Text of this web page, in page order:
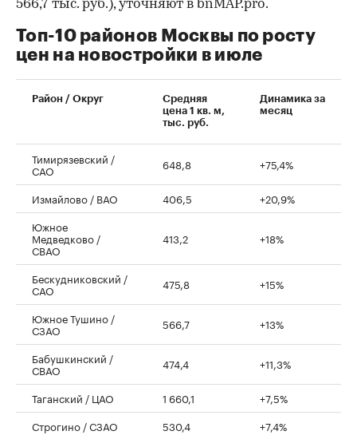
00:00 / 00:00
566,7 тыс. руб.), уточняют в bnMAP.pro.
Топ-10 районов Москвы по росту
цен на новостройки в июле
Район / Округ
Средняя
цена 1 кв. м,
тыс. руб.
Динамика за
месяц
Тимирязевский /
САО 648,8 +75,4%
Измайлово / ВАО 406,5
+20,9%
Южное
Медведково /
СВАО
413,2 +18%
Бескудниковский /
САО 475,8 +15%
Южное Тушино /
СЗАО 566,7 +13%
Бабушкинский /
СВАО 474,4 +11,3%
Таганский / ЦАО 1 660,1
+7,5%
Строгино / СЗАО
530,4
+7,4%